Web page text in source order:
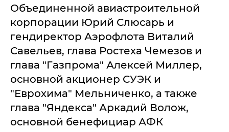
Объединенной авиастроительной
корпорации Юрий Слюсарь и
гендиректор Аэрофлота Виталий
Савельев, глава Ростеха Чемезов и
глава "Газпрома" Алексей Миллер,
основной акционер СУЭК и
"Еврохима" Мельниченко, а также
глава "Яндекса" Аркадий Волож,
основной бенефициар АФК